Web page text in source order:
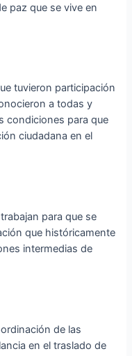
paz que se vive en
tuvieron participación
a todas y
condiciones para que
ciudadana en el
para que se
que históricamente
intermedias de
de las
en el traslado de